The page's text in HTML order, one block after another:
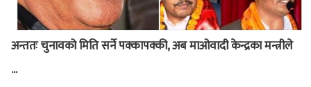
अन्ततः चुनावको मिति सर्ने पक्कापक्की, अब माओवादी केन्द्रका मन्त्रीले
...